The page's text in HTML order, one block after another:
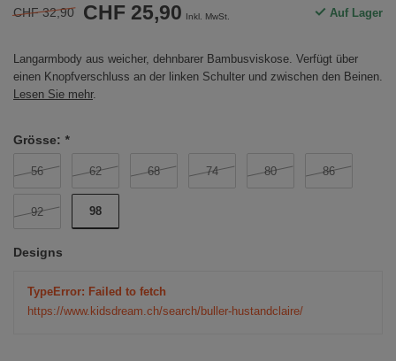
CHF 32,90 CHF 25,90 Inkl. MwSt. Auf Lager
Langarmbody aus weicher, dehnbarer Bambusviskose. Verfügt über
einen Knopfverschluss an der linken Schulter und zwischen den Beinen.
Lesen Sie mehr.
Grösse: *
56 62 68 74 80 86
92 98
Designs
TypeError: Failed to fetch
https://www.kidsdream.ch/search/buller-hustandclaire/